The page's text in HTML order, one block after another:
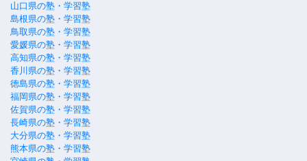
山口県の塾・学習塾
島根県の塾・学習塾
鳥取県の塾・学習塾
愛媛県の塾・学習塾
高知県の塾・学習塾
香川県の塾・学習塾
徳島県の塾・学習塾
福岡県の塾・学習塾
佐賀県の塾・学習塾
長崎県の塾・学習塾
大分県の塾・学習塾
熊本県の塾・学習塾